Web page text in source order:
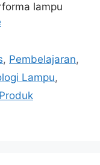
lampu
, Pembelajaran,
Lampu,